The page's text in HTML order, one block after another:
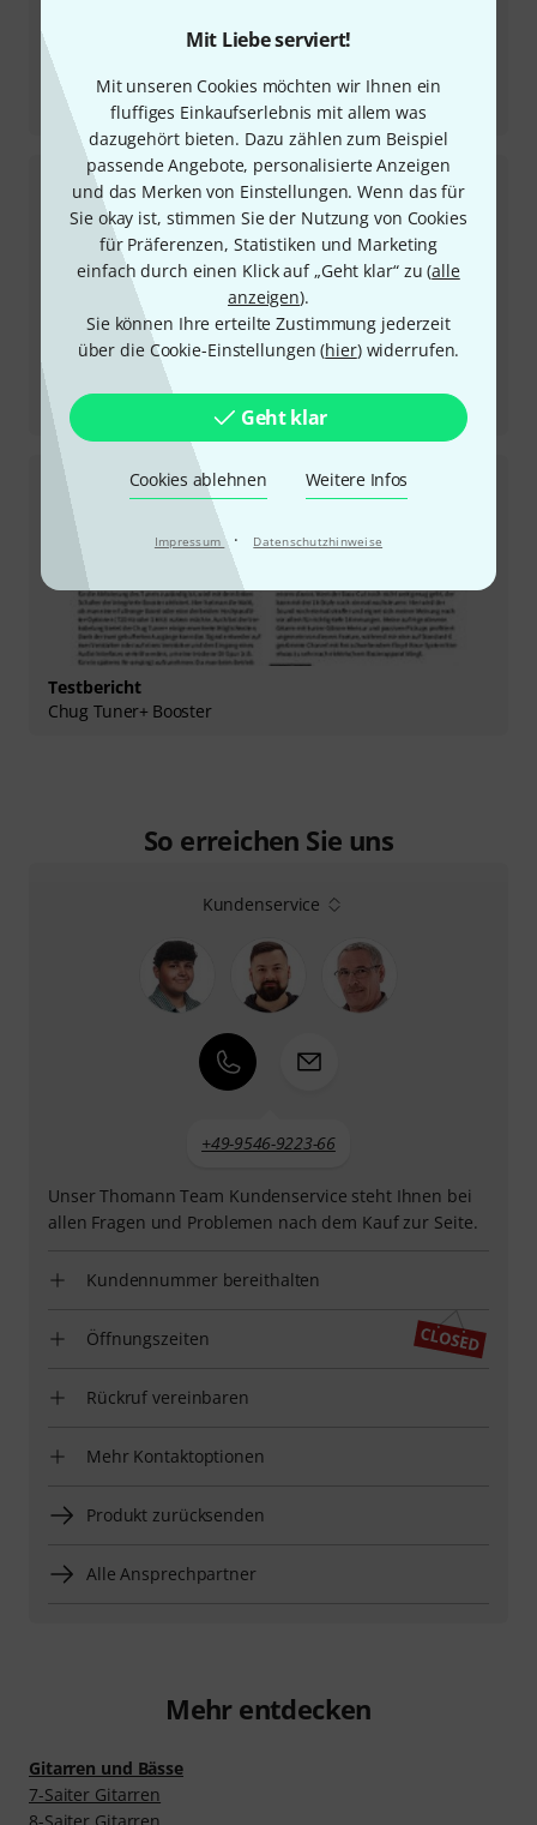
Mit Liebe serviert!
Mit unseren Cookies möchten wir Ihnen ein
fluffiges Einkaufserlebnis mit allem was
dazugehört bieten. Dazu zählen zum Beispiel
passende Angebote, personalisierte Anzeigen
und das Merken von Einstellungen. Wenn das für
Sie okay ist, stimmen Sie der Nutzung von Cookies
für Präferenzen, Statistiken und Marketing
einfach durch einen Klick auf „Geht klar“ zu (alle
anzeigen).
Sie können Ihre erteilte Zustimmung jederzeit
über die Cookie-Einstellungen (hier) widerrufen.
Geht klar
Cookies ablehnen Weitere Infos
Impressum · Datenschutzhinweise
Testbericht
E1.6AAN Aged Natural Matte
V2.6FBB Baritone Flame Black
Testbericht
Chug Tuner+ Booster
So erreichen Sie uns
Kundenservice
+49-9546-9223-66
Unser Thomann Team Kundenservice steht Ihnen bei
allen Fragen und Problemen nach dem Kauf zur Seite.
Kundennummer bereithalten
Öffnungszeiten
Rückruf vereinbaren
Mehr Kontaktoptionen
Produkt zurücksenden
Alle Ansprechpartner
Mehr entdecken
Gitarren und Bässe
7-Saiter Gitarren